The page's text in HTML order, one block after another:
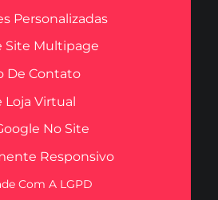
Personalizadas
Site Multipage
De Contato
Loja Virtual
No Site
Responsivo
Com A LGPD